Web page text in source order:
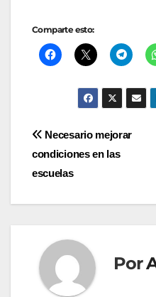
Comparte esto:
Navegación
de
entradas
Necesario mejorar
condiciones en las
escuelas
Por